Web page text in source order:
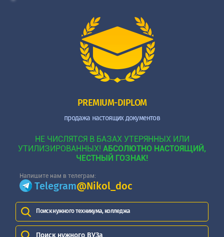
PREMIUM-DIPLOM
продажа настоящих документов
НЕ ЧИСЛЯТСЯ В БАЗАХ УТЕРЯННЫХ ИЛИ
УТИЛИЗИРОВАННЫХ! АБСОЛЮТНО НАСТОЯЩИЙ,
ЧЕСТНЫЙ ГОЗНАК!
Напишите нам в телеграм:
Telegram@Nikol_doc
Поиск нужного техникума, колледжа
Поиск нужного ВУЗа